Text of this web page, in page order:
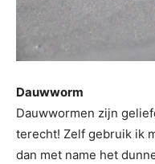
Dauwworm
Dauwwormen zijn
terecht! Zelf gebruik ik
dan met name het